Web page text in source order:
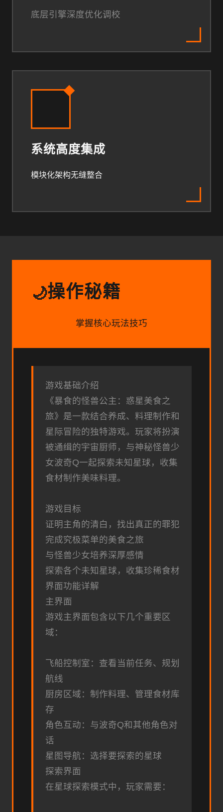
底层引擎深度优化调校
系统高度集成
模块化架构无缝整合
🌙操作秘籍
掌握核心玩法技巧
游戏基础介绍
《暴食的怪兽公主：惑星美食之
旅》是一款结合养成、料理制作和
星际冒险的独特游戏。玩家将扮演
被通缉的宇宙厨师，与神秘怪兽少
女波奇Q一起探索未知星球，收集
食材制作美味料理。
游戏目标
证明主角的清白，找出真正的罪犯
完成究极菜单的美食之旅
与怪兽少女培养深厚感情
探索各个未知星球，收集珍稀食材
界面功能详解
主界面
游戏主界面包含以下几个重要区
域：
飞船控制室：查看当前任务、规划
航线
厨房区域：制作料理、管理食材库
存
角色互动：与波奇Q和其他角色对
话
星图导航：选择要探索的星球
探索界面
在星球探索模式中，玩家需要：